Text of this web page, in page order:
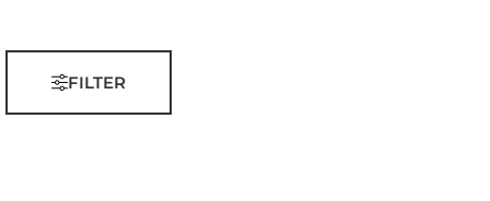
FILTER